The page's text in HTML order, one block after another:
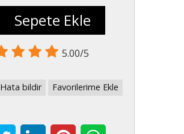
Sepete Ekle
5.00/5
Hata bildir Favorilerime Ekle